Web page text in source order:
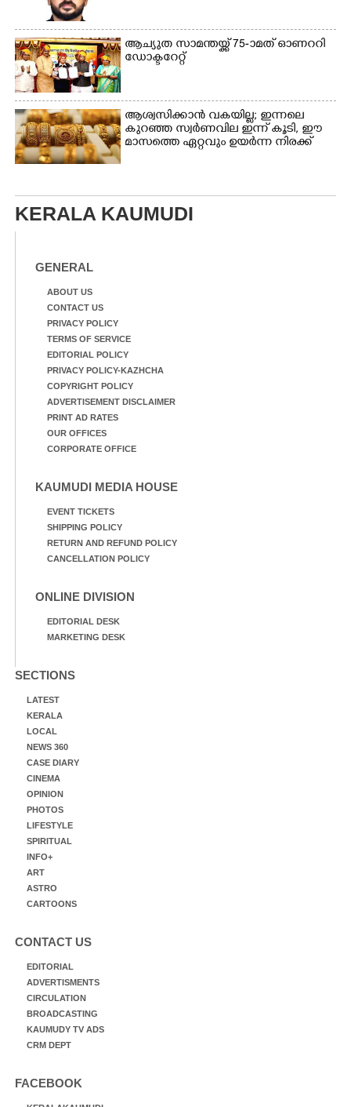
ആച്യുത സാമന്തയ്ക്ക് 75-ാമത് ഓണററി
ഡോക്ടറേറ്റ്
ആശ്വസിക്കാൻ വകയില്ല; ഇന്നലെ
കുറഞ്ഞ സ്വർണവില ഇന്ന് കൂടി, ഈ
മാസത്തെ ഏറ്റവും ഉയർന്ന നിരക്ക്
KERALA KAUMUDI
GENERAL
ABOUT US
CONTACT US
PRIVACY POLICY
TERMS OF SERVICE
EDITORIAL POLICY
PRIVACY POLICY-KAZHCHA
COPYRIGHT POLICY
ADVERTISEMENT DISCLAIMER
PRINT AD RATES
OUR OFFICES
CORPORATE OFFICE
KAUMUDI MEDIA HOUSE
EVENT TICKETS
SHIPPING POLICY
RETURN AND REFUND POLICY
CANCELLATION POLICY
ONLINE DIVISION
EDITORIAL DESK
MARKETING DESK
SECTIONS
LATEST
KERALA
LOCAL
NEWS 360
CASE DIARY
CINEMA
OPINION
PHOTOS
LIFESTYLE
SPIRITUAL
INFO+
ART
ASTRO
CARTOONS
CONTACT US
EDITORIAL
ADVERTISMENTS
CIRCULATION
BROADCASTING
KAUMUDY TV ADS
CRM DEPT
FACEBOOK